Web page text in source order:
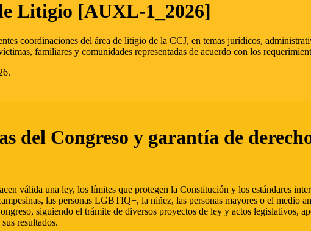
Litigio [AUXL-1_2026]
coordinaciones del área de litigio de la CCJ, en temas jurídicos,
familiares y comunidades representadas de acuerdo con los
del Congreso y garantía de
válida una ley, los límites que protegen la Constitución y los estándares
las personas LGBTIQ+, la niñez, las personas mayores o el medio
siguiendo el trámite de diversos proyectos de ley y actos legislativos,
resultados.